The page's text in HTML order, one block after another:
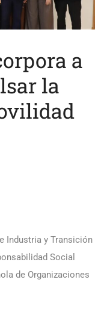
a
la
Industria y Transición
Social
de Organizaciones